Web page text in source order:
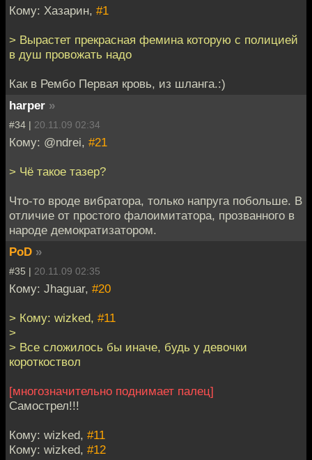
Кому: Хазарин, #1
> Вырастет прекрасная фемина которую с полицией
в душ провожать надо
Как в Рембо Первая кровь, из шланга.:)
harper »
#34 | 20.11.09 02:34
Кому: @ndrei, #21
> Чё такое тазер?
Что-то вроде вибратора, только напруга побольше. В
отличие от простого фалоимитатора, прозванного в
народе демократизатором.
PoD »
#35 | 20.11.09 02:35
Кому: Jhaguar, #20
> Кому: wizked, #11
>
> Все сложилось бы иначе, будь у девочки
короткоствол
[многозначительно поднимает палец]
Самострел!!!
Кому: wizked, #11
Кому: wizked, #12